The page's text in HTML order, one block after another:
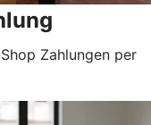
Zahlungen per